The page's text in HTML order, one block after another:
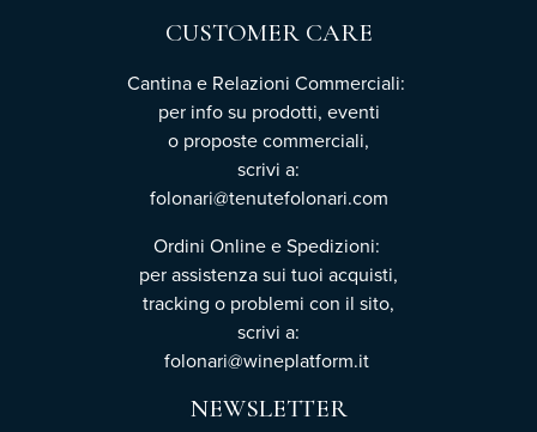
CUSTOMER CARE
Cantina e Relazioni Commerciali:
per info su prodotti, eventi
o proposte commerciali,
scrivi a:
folonari@tenutefolonari.com
Ordini Online e Spedizioni:
per assistenza sui tuoi acquisti,
tracking o problemi con il sito,
scrivi a:
folonari@wineplatform.it
NEWSLETTER